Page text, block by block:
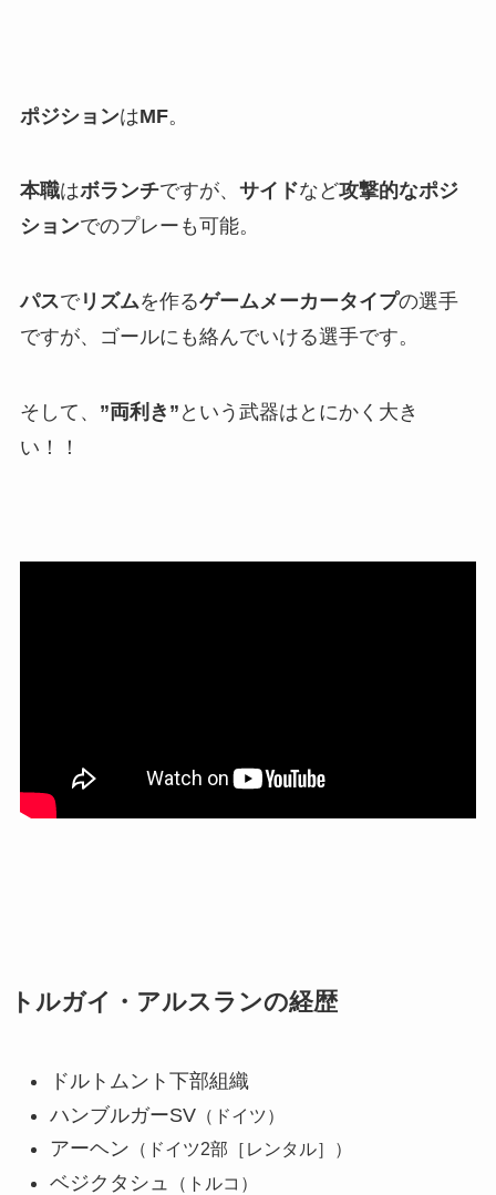
ポジションはMF。
本職はボランチですが、 サイドなど攻撃的なポジ
ションでのプレーも可能。
パスでリズムを作るゲームメーカータイプの選手
ですが、ゴールにも絡んでいける選手です。
そして、 ”両利き” という武器はとにかく大き
い！！
トルガイ・アルスランの経歴
ドルトムント下部組織
ハンブルガーSV（ドイツ）
アーヘン （ドイツ2部［レンタル］）
ベジクタシュ （トルコ）